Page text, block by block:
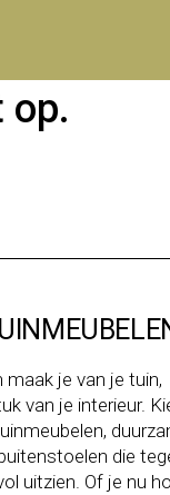
op.
je van je tuin,
van je interieur.
die
uitzien. Of je nu